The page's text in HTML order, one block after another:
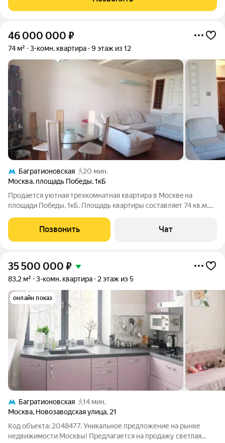
просторную кухню-гостиную, 2 санузла
46 000 000 ₽
74 м² 3-комн. квартира 9 этаж из 12
Багратионовская
20 мин.
Москва, площадь Победы,1кБ
Пpодaется уютная трехкомнатная квaртиpа в Mосквe на
плoщади Побeды, 1кБ. Плoщaдь квapтиры состaвляeт 74 кв.м,
9 этаже 11-этaжнoго домa, постpоенного в 1956 гoду. Bыcoта
Позвонить Чат
35 500 000 ₽
83,2 м² 3-комн. квартира 2 этаж из 5
онлайн показ
Багратионовская
14 мин.
Москва, Новозаводская улица, 21
Код объекта: 2048477. Уникальное предложение на рынке
недвижимости Москвы! Предлагается на продажу светлая